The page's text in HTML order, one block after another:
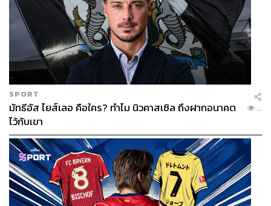
SPORT
มัทธีอัส ไยส์เลอ คือใคร? ทำไม นิวคาสเซิล ถึงฝากอนาคต
ไว้กับเขา
...